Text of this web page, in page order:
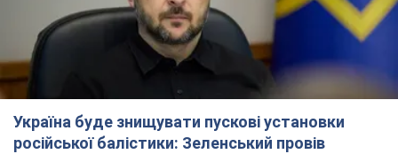
Україна буде знищувати пускові установки
російської балістики: Зеленський провів